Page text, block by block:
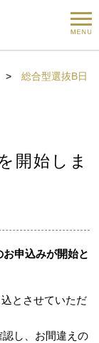
>総合型選抜B日
開始しま
申込みが開始と
とさせていただ
し、お間違えの